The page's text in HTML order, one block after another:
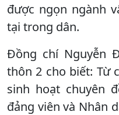
được ngọn ngành
tại trong dân.
Đồng chí Nguyễn
thôn 2 cho biết: Từ
sinh hoạt chuyên
đảng viên và Nhân